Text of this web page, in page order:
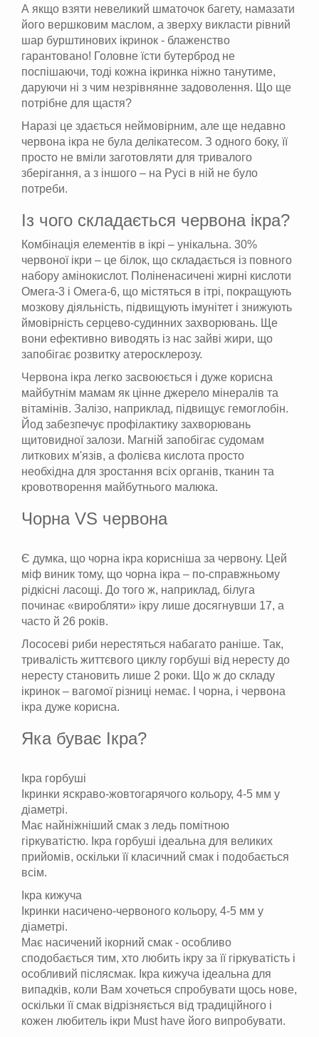
А якщо взяти невеликий шматочок багету, намазати
його вершковим маслом, а зверху викласти рівний
шар бурштинових ікринок - блаженство
гарантовано! Головне їсти бутерброд не
поспішаючи, тоді кожна ікринка ніжно танутиме,
даруючи ні з чим незрівнянне задоволення. Що ще
потрібне для щастя?
Наразі це здається неймовірним, але ще недавно
червона ікра не була делікатесом. З одного боку, її
просто не вміли заготовляти для тривалого
зберігання, а з іншого – на Русі в ній не було
потреби.
Із чого складається червона ікра?
Комбінація елементів в ікрі – унікальна. 30%
червоної ікри – це білок, що складається із повного
набору амінокислот. Поліненасичені жирні кислоти
Омега-3 і Омега-6, що містяться в ітрі, покращують
мозкову діяльність, підвищують імунітет і знижують
ймовірність серцево-судинних захворювань. Ще
вони ефективно виводять із нас зайві жири, що
запобігає розвитку атеросклерозу.
Червона ікра легко засвоюється і дуже корисна
майбутнім мамам як цінне джерело мінералів та
вітамінів. Залізо, наприклад, підвищує гемоглобін.
Йод забезпечує профілактику захворювань
щитовидної залози. Магній запобігає судомам
литкових м'язів, а фолієва кислота просто
необхідна для зростання всіх органів, тканин та
кровотворення майбутнього малюка.
Чорна VS червона
Є думка, що чорна ікра корисніша за червону. Цей
міф виник тому, що чорна ікра – по-справжньому
рідкісні ласощі. До того ж, наприклад, білуга
починає «виробляти» ікру лише досягнувши 17, а
часто й 26 років.
Лососеві риби нерестяться набагато раніше. Так,
тривалість життєвого циклу горбуші від нересту до
нересту становить лише 2 роки. Що ж до складу
ікринок – вагомої різниці немає. І чорна, і червона
ікра дуже корисна.
Яка буває Ікра?
Ікра горбуші
Ікринки яскраво-жовтогарячого кольору, 4-5 мм у
діаметрі.
Має найніжніший смак з ледь помітною
гіркуватістю. Ікра горбуші ідеальна для великих
прийомів, оскільки її класичний смак і подобається
всім.
Ікра кижуча
Ікринки насичено-червоного кольору, 4-5 мм у
діаметрі.
Має насичений ікорний смак - особливо
сподобається тим, хто любить ікру за її гіркуватість і
особливий післясмак. Ікра кижуча ідеальна для
випадків, коли Вам хочеться спробувати щось нове,
оскільки її смак відрізняється від традиційного і
кожен любитель ікри Must have його випробувати.